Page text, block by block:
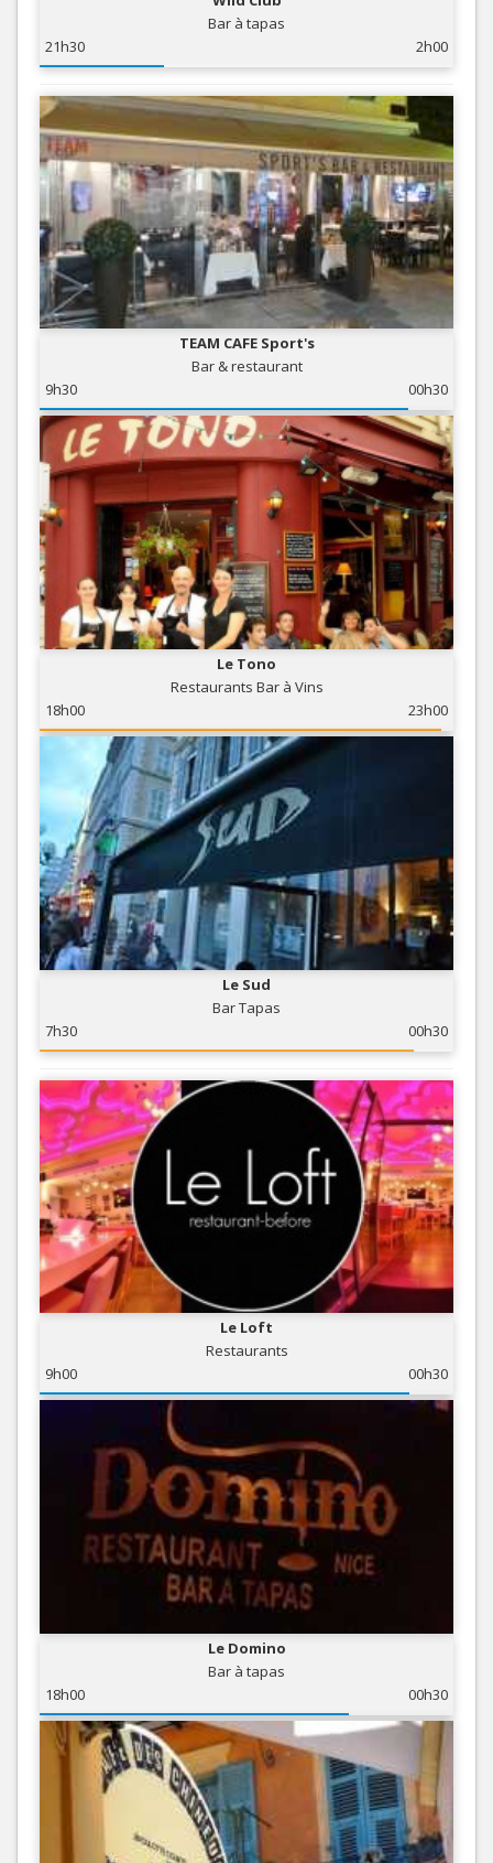
Bar à tapas
21h30
2h00
TEAM CAFE Sport's
Bar & restaurant
9h30
00h30
Le Tono
Restaurants Bar à Vins
18h00
23h00
Le Sud
Bar Tapas
7h30
00h30
Le Loft
Restaurants
9h00
00h30
Le Domino
Bar à tapas
18h00
00h30